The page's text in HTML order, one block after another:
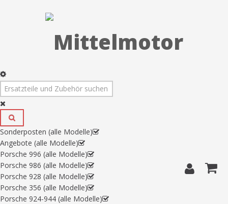
Sonderposten (alle Modelle)
Angebote (alle Modelle)
Porsche 996 (alle Modelle)
Porsche 986 (alle Modelle)
Porsche 928 (alle Modelle)
Porsche 356 (alle Modelle)
Porsche 924-944 (alle Modelle)